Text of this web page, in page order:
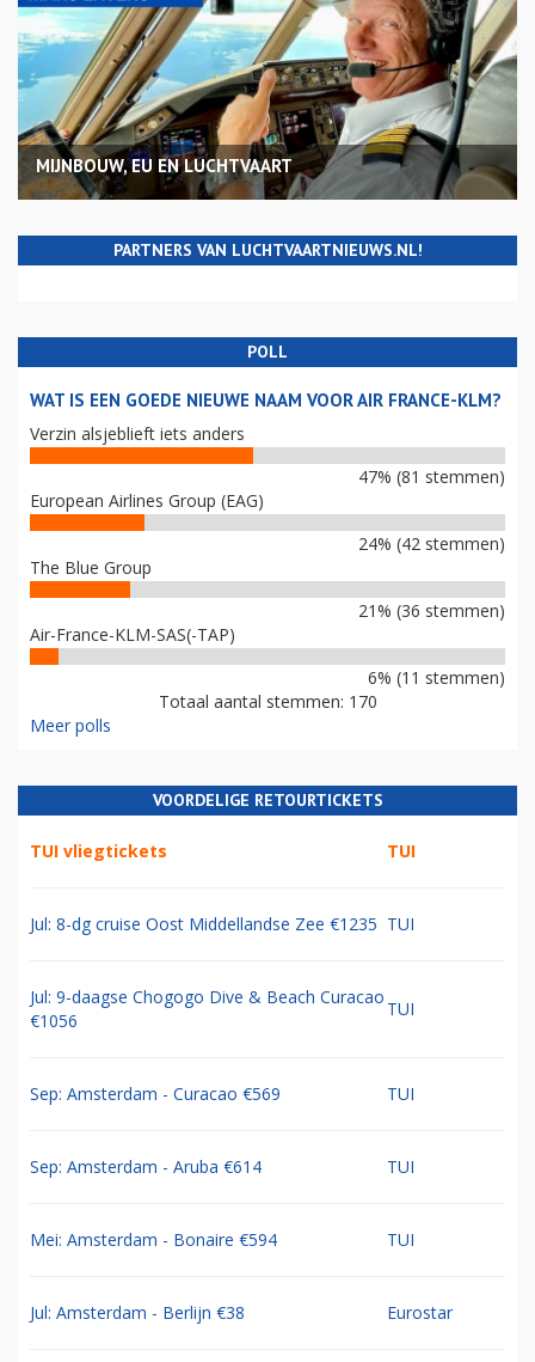
MIJNBOUW, EU EN LUCHTVAART
PARTNERS VAN LUCHTVAARTNIEUWS.NL!
POLL
WAT IS EEN GOEDE NIEUWE NAAM VOOR AIR FRANCE-KLM?
Verzin alsjeblieft iets anders
47% (81 stemmen)
European Airlines Group (EAG)
24% (42 stemmen)
The Blue Group
21% (36 stemmen)
Air-France-KLM-SAS(-TAP)
6% (11 stemmen)
Totaal aantal stemmen: 170
Meer polls
VOORDELIGE RETOURTICKETS
TUI vliegtickets TUI
Jul: 8-dg cruise Oost Middellandse Zee €1235 TUI
Jul: 9-daagse Chogogo Dive & Beach Curacao
€1056
TUI
Sep: Amsterdam - Curacao €569 TUI
Sep: Amsterdam - Aruba €614 TUI
Mei: Amsterdam - Bonaire €594 TUI
Jul: Amsterdam - Berlijn €38 Eurostar